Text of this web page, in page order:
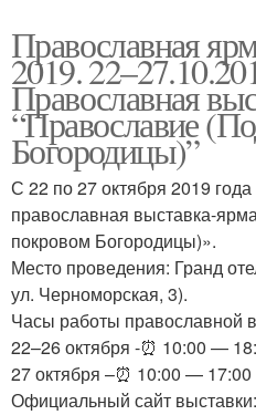
Православная
2019.
Православная
“Православие
Богородицы)”
С 22 по 27 октября 2019
православная выставка-
покровом Богородицы)».
Место проведения: Гранд
ул. Черноморская, 3).
Часы работы православной
22–26 октября -⏰ 10:00 —
27 октября –⏰ 10:00 — 17:00
Официальный сайт